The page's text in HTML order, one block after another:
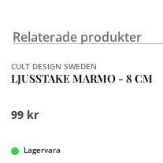
Relaterade produkter
Finns i fler val (2)
CULT DESIGN SWEDEN
LJUSSTAKE MARMO - 8 CM
99 kr
Lagervara